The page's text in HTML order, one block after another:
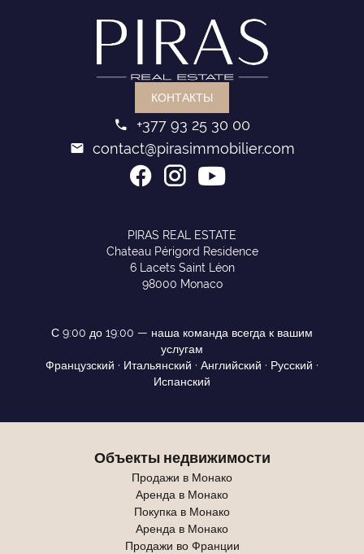
КОНТАКТЫ
+377 93 25 30 00
contact@pirasimmobilier.com
PIRAS REAL ESTATE
Chateau Périgord Residence
6 Lacets Saint Léon
98000 Monaco
С 9:00 до 19:00 — наша команда всегда к вашим
услугам
Французский · Итальянский · Английский · Русский ·
Испанский
Объекты недвижимости
Продажи в Монако
Аренда в Монако
Покупка в Монако
Аренда в Монако
Продажи во Франции